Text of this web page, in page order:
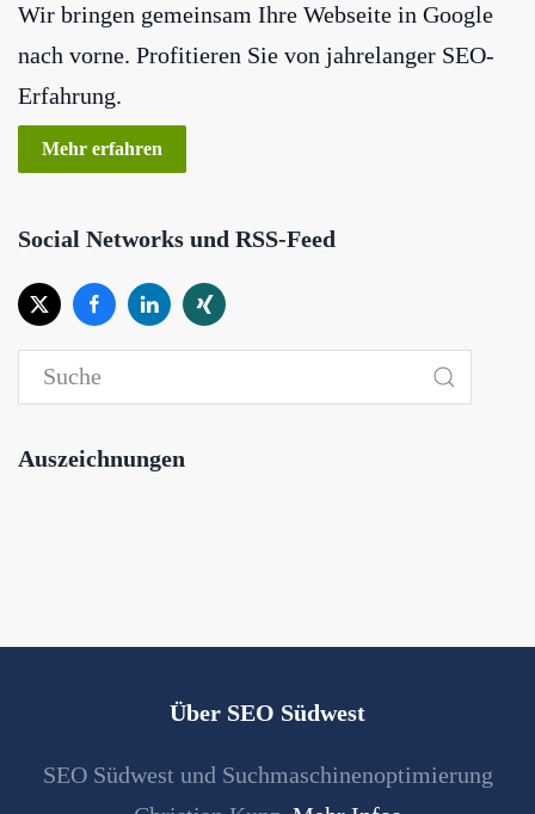
Wir bringen gemeinsam Ihre Webseite in Google
nach vorne. Profitieren Sie von jahrelanger SEO-
Erfahrung.
Mehr erfahren
Social Networks und RSS-Feed
Auszeichnungen
Über SEO Südwest
SEO Südwest und Suchmaschinenoptimierung